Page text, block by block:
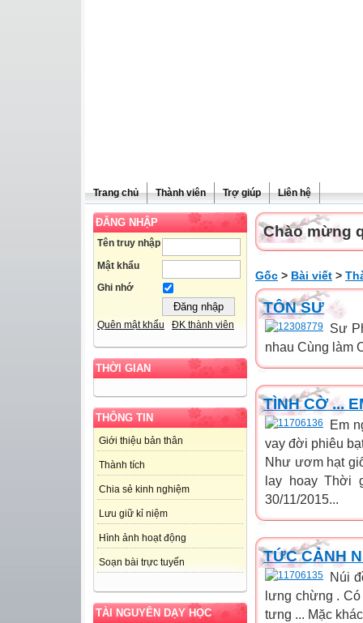
Trang chủ Thành viên Trợ giúp Liên hệ
ĐĂNG NHẬP
Tên truy nhập
Mật khẩu
Ghi nhớ
Quên mật khẩu ĐK thành viên
THỜI GIAN
THÔNG TIN
Giới thiệu bản thân
Thành tích
Chia sẻ kinh nghiệm
Lưu giữ kỉ niệm
Hình ảnh hoạt động
Soạn bài trực tuyến
TÀI NGUYÊN DẠY HỌC
Chào mừng
Gốc > Bài viết >
TÔN SƯ
Sư
nhau Cùng làm
TÌNH CỜ ...
Em
vay đời phiêu
Như ươm hạt
lay hoay Thời
30/11/2015...
TỨC CẢNH
Núi
lưng chừng .
tưng ... Mặc